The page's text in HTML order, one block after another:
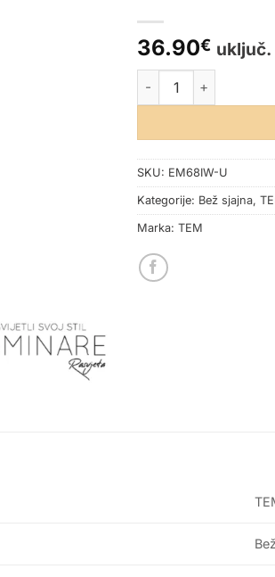
36.90€ uključ.
MODUL UTIČNICA
SKU: EM68IW-U
Kategorije: Bež sjajna,
Marka: TEM
Bež